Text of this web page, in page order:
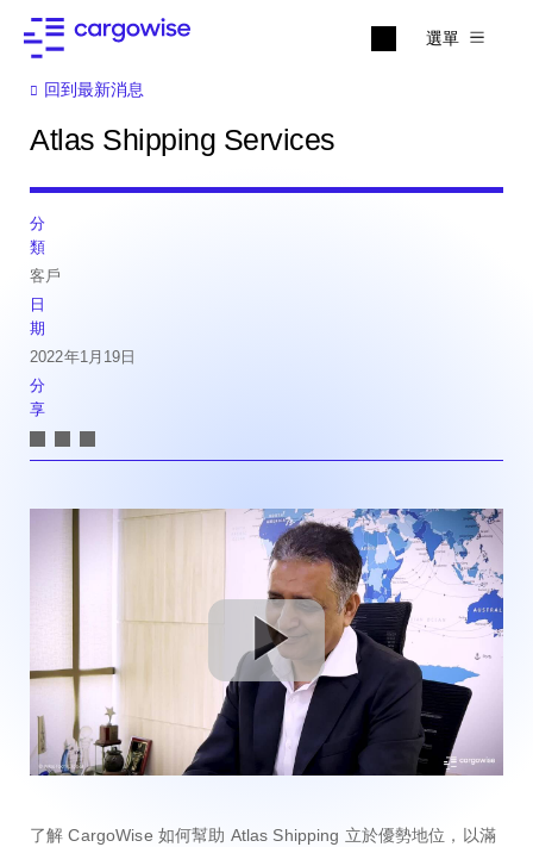
選單
回到最新消息
Atlas Shipping Services
分
類
客戶
日
期
2022年1月19日
分
享
了解 CargoWise 如何幫助 Atlas Shipping 立於優勢地位，以滿